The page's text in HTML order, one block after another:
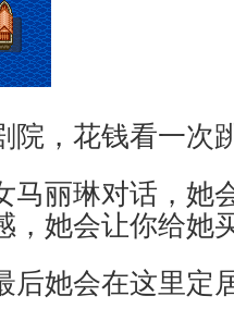
院，花钱看一次
马丽琳对话，她
，她会让你给她
后她会在这里定